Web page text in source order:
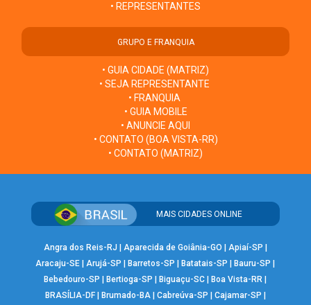
• REPRESENTANTES
GRUPO E FRANQUIA
• GUIA CIDADE (MATRIZ)
• SEJA REPRESENTANTE
• FRANQUIA
• GUIA MOBILE
• ANUNCIE AQUI
• CONTATO (BOA VISTA-RR)
• CONTATO (MATRIZ)
MAIS CIDADES ONLINE
Angra dos Reis-RJ Aparecida de Goiânia-GO Apiaí-SP
Aracaju-SE |Arujá-SP Barretos-SP Batatais-SP Bauru-SP
Bebedouro-SP
Bertioga-SP Biguaçu-SC Boa Vista-RR
BRASÍLIA-DF| Brumado-BA| Cabreúva-SP Cajamar-SP